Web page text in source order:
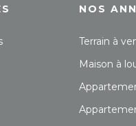
NOS
Terrain à
Maison à